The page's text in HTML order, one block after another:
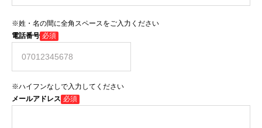
※姓・名の間に全角スペースをご入力ください
電話番号 必須
※ハイフンなしで入力してください
メールアドレス 必須